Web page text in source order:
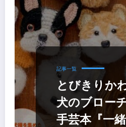
記事一覧
とびきりか
犬のブロー
手芸本『一